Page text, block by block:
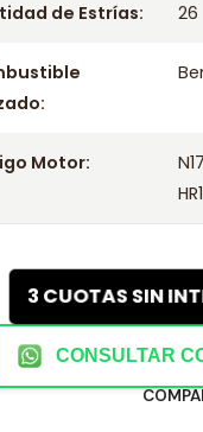
de Estrías: 26
Motor:
3 CUOTAS SIN
CONSULTAR